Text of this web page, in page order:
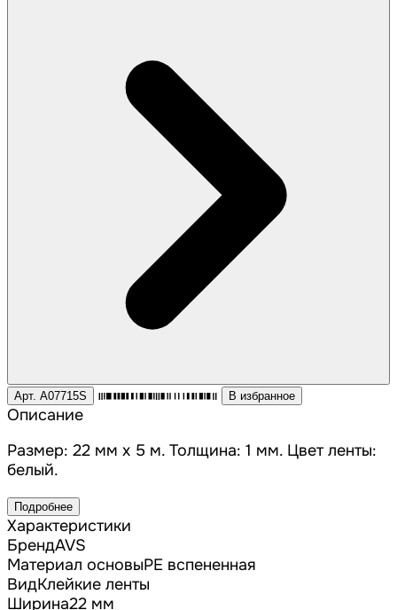
Арт. A07715S В избранное
Описание
Размер: 22 мм x 5 м. Толщина: 1 мм. Цвет ленты:
белый.
Подробнее
Характеристики
БрендAVS
Материал основыPE вспененная
ВидКлейкие ленты
Ширина22 мм